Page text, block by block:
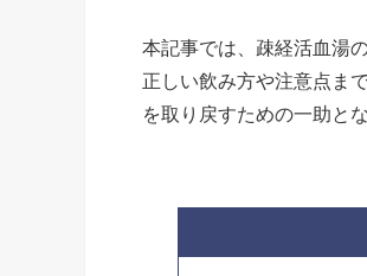
本記事では、疎経活血湯
正しい飲み方や注意点ま
を取り戻すための一助と